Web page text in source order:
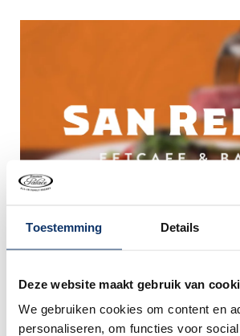
Toestemming Details
Deze website maakt gebruik van
We gebruiken cookies om content en
personaliseren, om functies voor
Kom genieten van een overheerlijk diner
bezoek aan San Remo kun je de keuze
verrassende menukaart. Boek direct!